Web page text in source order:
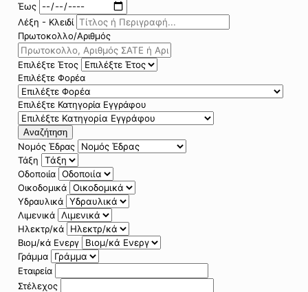
Έως
Λέξη - Κλειδί
Πρωτοκολλο/Αριθμός
Επιλέξτε Έτος
Επιλέξτε Φορέα
Επιλέξτε Κατηγορία Εγγράφου
Αναζήτηση
Νομός Έδρας
Τάξη
Οδοποιία
Οικοδομικά
Υδραυλικά
Λιμενικά
Ηλεκτρ/κά
Βιομ/κά Ενεργ
Γράμμα
Εταιρεία
Στέλεχος